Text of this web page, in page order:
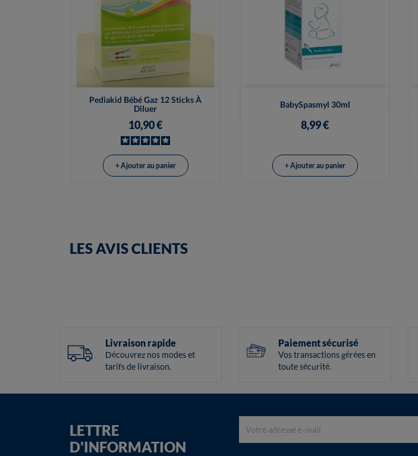
Pediakid Bébé Gaz 12 Sticks À
Diluer
10,90 €
Vue rapide
+ Ajouter au panier
BabySpasmyl 30ml
8,99 €
Vue rapide
+ Ajouter au panier
LES AVIS CLIENTS
Livraison rapide
Découvrez nos modes et
tarifs de livraison.
Paiement sécurisé
Vos transactions gérées en
toute sécurité.
LETTRE
D'INFORMATION